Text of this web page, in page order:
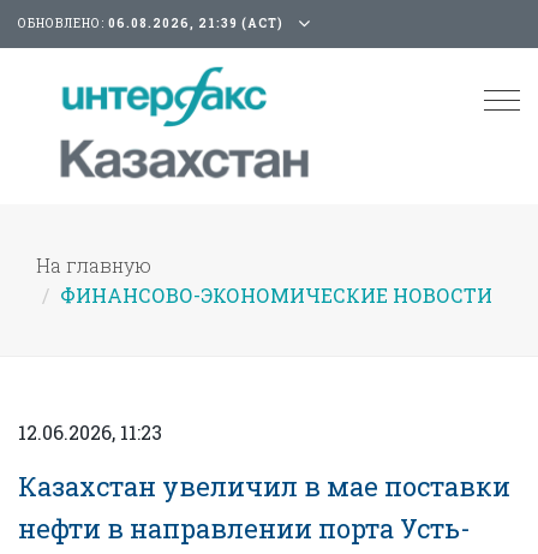
ОБНОВЛЕНО: 06.08.2026, 21:39 (АСТ)
На главную
ФИНАНСОВО-ЭКОНОМИЧЕСКИЕ НОВОСТИ
12.06.2026, 11:23
Казахстан увеличил в мае поставки
нефти в направлении порта Усть-